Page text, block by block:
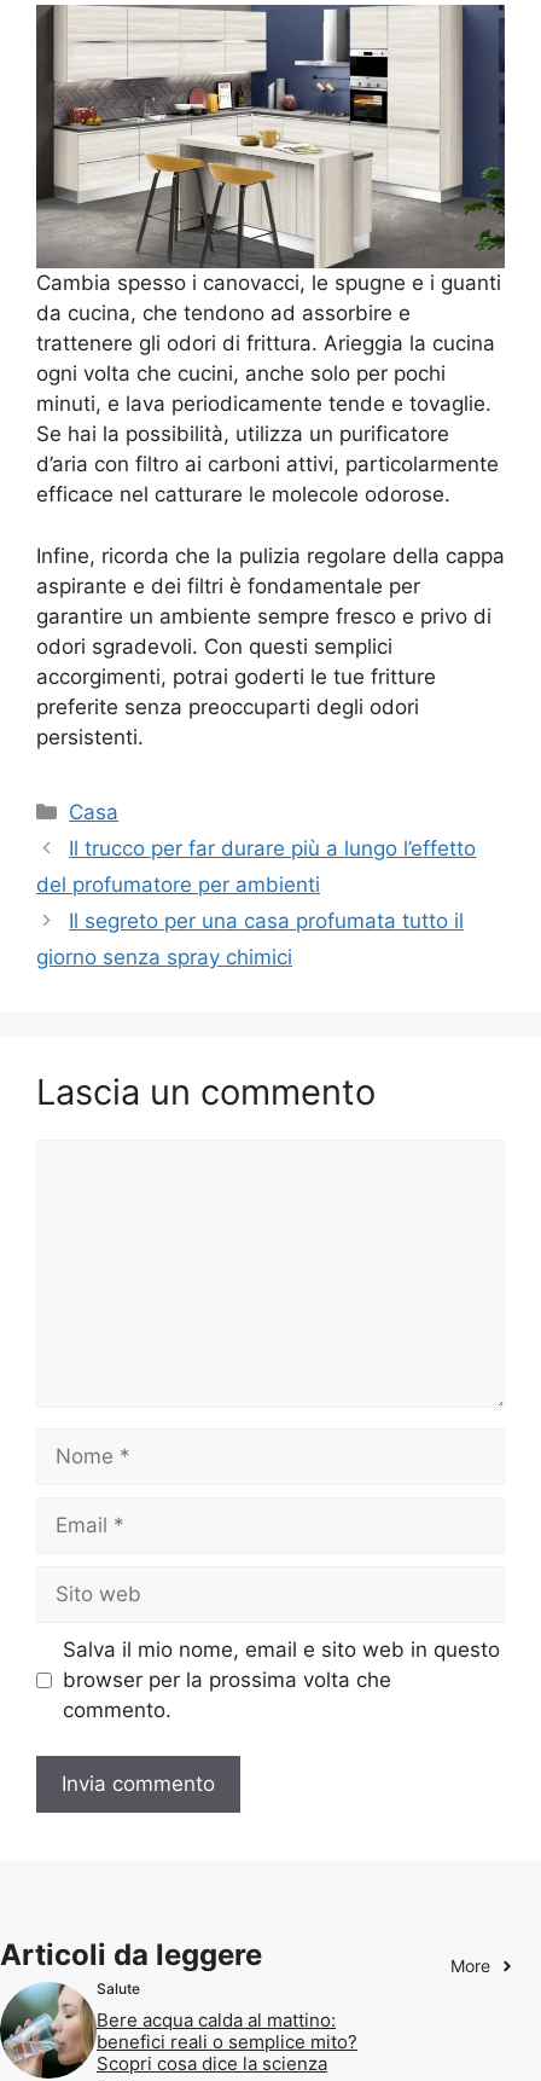
Cambia spesso i canovacci, le spugne e i guanti
da cucina, che tendono ad assorbire e
trattenere gli odori di frittura. Arieggia la cucina
ogni volta che cucini, anche solo per pochi
minuti, e lava periodicamente tende e tovaglie.
Se hai la possibilità, utilizza un purificatore
d’aria con filtro ai carboni attivi, particolarmente
efficace nel catturare le molecole odorose.
Infine, ricorda che la pulizia regolare della cappa
aspirante e dei filtri è fondamentale per
garantire un ambiente sempre fresco e privo di
odori sgradevoli. Con questi semplici
accorgimenti, potrai goderti le tue fritture
preferite senza preoccuparti degli odori
persistenti.
Categorie
Casa
Il trucco per far durare più a lungo l’effetto
del profumatore per ambienti
Il segreto per una casa profumata tutto il
giorno senza spray chimici
Lascia un commento
web
Salva il mio nome, email e sito web in questo
browser per la prossima volta che
commento.
Articoli da leggere More
Salute
Bere acqua calda al mattino:
benefici reali o semplice mito?
Scopri cosa dice la scienza